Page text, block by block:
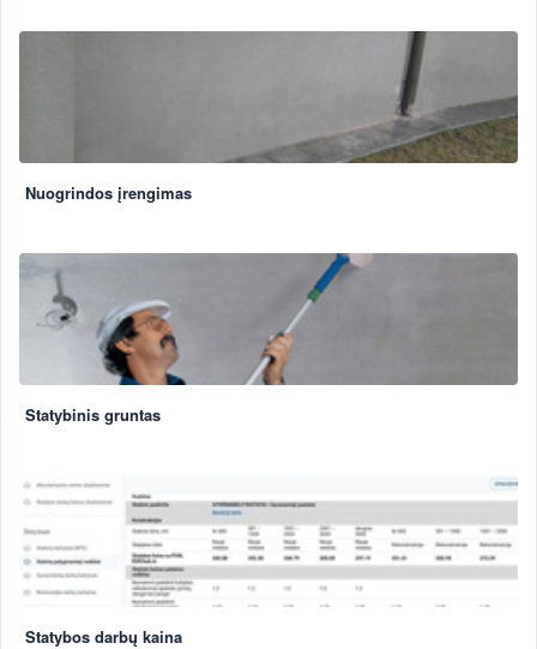
Nuogrindos įrengimas
Statybinis gruntas
Statybos darbų kaina